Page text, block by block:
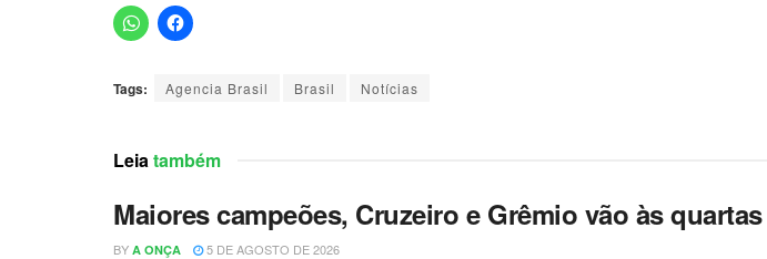
Tags: Agencia Brasil Brasil Notícias
Leiatambém
Maiores campeões, Cruzeiro e Grêmio vão às
BY A ONÇA 5 DE AGOSTO DE 2026